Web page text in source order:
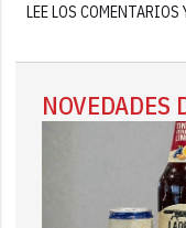
LEE LOS
NOVEDADES